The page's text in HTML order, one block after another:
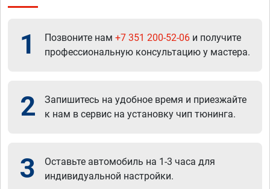
1 Позвоните нам +7 351 200-52-06 и получите
профессиональную консультацию у мастера.
2
Запишитесь на удобное время и приезжайте
к нам в сервис на установку чип тюнинга.
3
Оставьте автомобиль на 1-3 часа для
индивидуальной настройки.